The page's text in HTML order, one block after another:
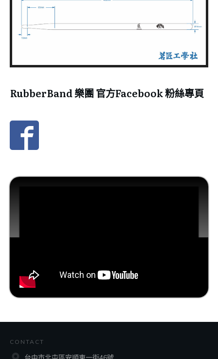
RubberBand 樂團 官方Facebook 粉絲專頁
CONTACT